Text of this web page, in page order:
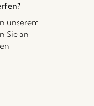
unserem
Sie an